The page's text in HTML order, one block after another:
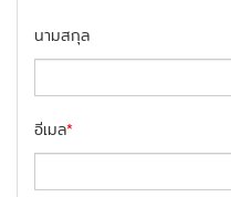
นามสกุล
อีเมล*